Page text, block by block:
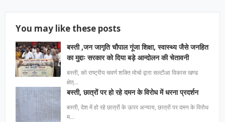
You may like these posts
बस्ती ,जन जागृति चौपाल गूंजा शिक्षा, स्वास्थ्य जैसे जनहित
का मुद्दाः सरकार को दिया बड़े आन्दोलन की चेतावनी
बस्ती, को राष्ट्रीय सवर्ण शक्ति मोर्चा द्वारा सल्टौआ विकास खण्ड
क्षेत्…
बस्ती, छात्रों पर हो रहे दमन के विरोध में धरना प्रदर्शन
बस्ती, देश में हो रहे छात्रों के ऊपर अन्याय, छात्रों पर दमन के विरोध
म…